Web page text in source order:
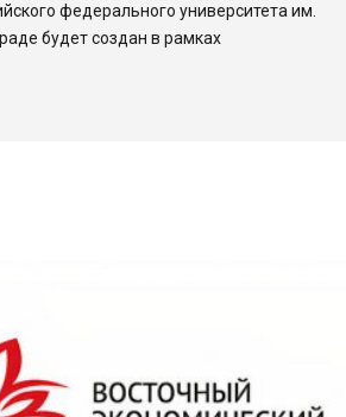
федерального университета им.
будет создан в рамках